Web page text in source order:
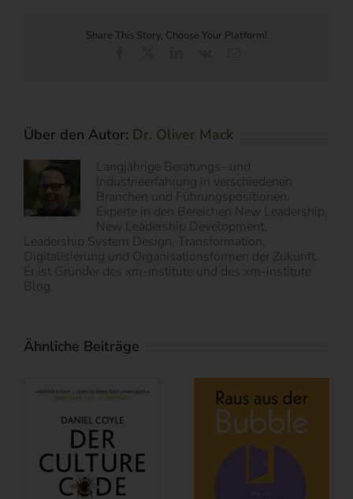
Share This Story, Choose Your Platform!
Über den Autor: Dr. Oliver Mack
Langjährige Beratungs- und
Industrieerfahrung in verschiedenen
Branchen und Führungspositionen.
Experte in den Bereichen New Leadership,
New Leadership Development,
Leadership System Design, Transformation,
Digitalisierung und Organisationsformen der Zukunft.
Er ist Gründer des xm-institute und des xm-institute
Blog.
Ähnliche Beiträge